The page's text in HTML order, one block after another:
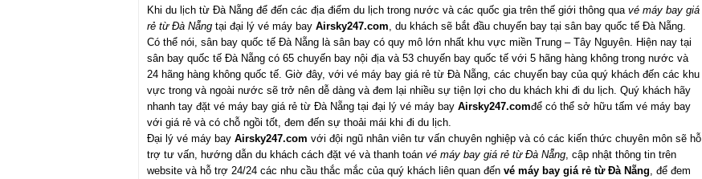
Khi du lịch từ Đà Nẵng để đến các địa điểm du lịch trong nước và các quốc gia trên thế giới thông qua vé máy bay giá
rẻ từ Đà Nẵng tại đại lý vé máy bay Airsky247.com, du khách sẽ bắt đầu chuyến bay tại sân bay quốc tế Đà Nẵng.
Có thể nói, sân bay quốc tế Đà Nẵng là sân bay có quy mô lớn nhất khu vực miền Trung – Tây Nguyên. Hiện nay tại
sân bay quốc tế Đà Nẵng có 65 chuyến bay nội địa và 53 chuyến bay quốc tế với 5 hãng hàng không trong nước và
24 hãng hàng không quốc tế. Giờ đây, với vé máy bay giá rẻ từ Đà Nẵng, các chuyến bay của quý khách đến các khu
vực trong và ngoài nước sẽ trở nên dễ dàng và đem lại nhiều sự tiện lợi cho du khách khi đi du lịch. Quý khách hãy
nhanh tay đặt vé máy bay giá rẻ từ Đà Nẵng tại đại lý vé máy bay Airsky247.comđể có thể sở hữu tấm vé máy bay
với giá rẻ và có chỗ ngồi tốt, đem đến sự thoải mái khi đi du lịch.
Đại lý vé máy bay Airsky247.com với đội ngũ nhân viên tư vấn chuyên nghiệp và có các kiến thức chuyên môn sẽ hỗ
trợ tư vấn, hướng dẫn du khách cách đặt vé và thanh toán vé máy bay giá rẻ từ Đà Nẵng, cập nhật thông tin trên
website và hỗ trợ 24/24 các nhu cầu thắc mắc của quý khách liên quan đến vé máy bay giá rẻ từ Đà Nẵng, để đem